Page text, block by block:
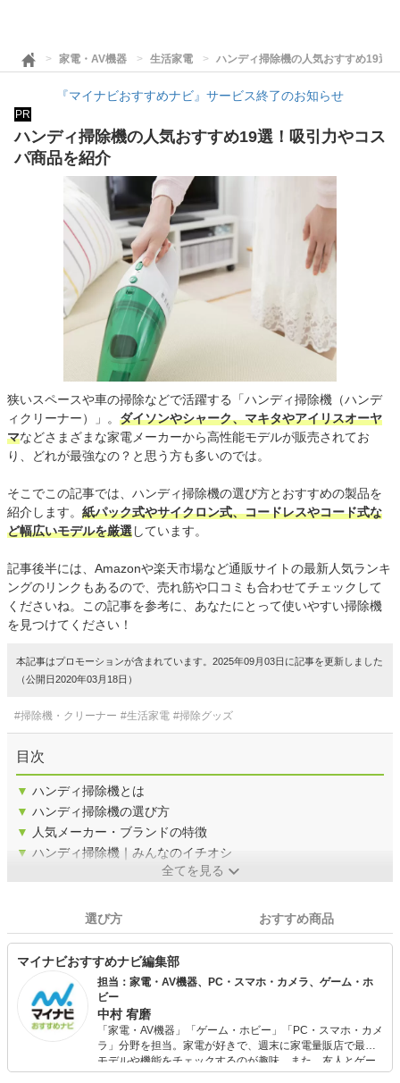
家電・AV機器 生活家電 ハンディ掃除機の人気おすすめ19選
『マイナビおすすめナビ』サービス終了のお知らせ
PR
ハンディ掃除機の人気おすすめ19選！吸引力やコス
パ商品を紹介
狭いスペースや車の掃除などで活躍する「ハンディ掃除機（ハンデ
ィクリーナー）」。 ダイソンやシャーク、マキタやアイリスオーヤ
マなどさまざまな家電メーカーから高性能モデルが販売されてお
り、どれが最強なの？と思う方も多いのでは。
そこでこの記事では、ハンディ掃除機の選び方とおすすめの製品を
紹介します。 紙パック式やサイクロン式、コードレスやコード式な
ど幅広いモデルを厳選しています。
記事後半には、Amazonや楽天市場など通販サイトの最新人気ランキ
ングのリンクもあるので、売れ筋や口コミも合わせてチェックして
くださいね。この記事を参考に、あなたにとって使いやすい掃除機
を見つけてください！
本記事はプロモーションが含まれています。2025年09月03日に記事を更新しました
（公開日2020年03月18日）
#掃除機・クリーナー #生活家電 #掃除グッズ
目次
▼ ハンディ掃除機とは
▼ ハンディ掃除機の選び方
▼
人気メーカー・ブランドの特徴
▼ ハンディ掃除機｜みんなのイチオシ
全てを見る
選び方 おすすめ商品
マイナビおすすめナビ編集部
担当：家電・AV機器、PC・スマホ・カメラ、ゲーム・ホ
ビー
中村 宥磨
「家電・AV機器」「ゲーム・ホビー」「PC・スマホ・カメ
ラ」分野を担当。家電が好きで、週末に家電量販店で最新
モデルや機能をチェックするのが趣味。また、友人とゲー
ムを楽しみながら、新作タイトルやイベント情報もいち早